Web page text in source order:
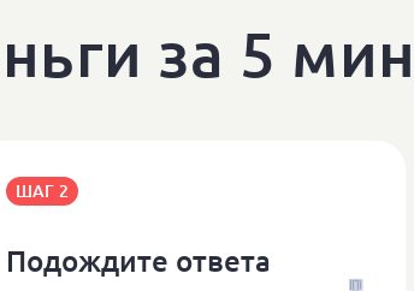
за 5
ШАГ 2
Подождите ответа